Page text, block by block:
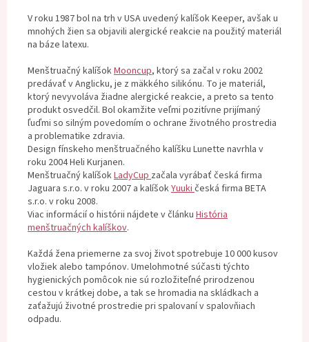
V roku 1987 bol na trh v USA uvedený kalíšok Keeper, avšak u
mnohých žien sa objavili alergické reakcie na použitý materiál
na báze latexu.
Menštruačný kalíšokMooncup, ktorý sa začal v roku 2002
predávať v Anglicku, je z mäkkého silikónu. To je materiál,
ktorý nevyvoláva žiadne alergické reakcie, a preto sa tento
produkt osvedčil. Bol okamžite veľmi pozitívne prijímaný
ľuďmi so silným povedomím o ochrane životného prostredia
a problematike zdravia.
Design fínskeho menštruačného kalíšku Lunette navrhla v
roku 2004 Heli Kurjanen.
Menštruačný kalíšokLadyCup začala vyrábať česká firma
Jaguara s.r.o. v roku 2007 a kalíšokYuuki česká firma BETA
s.r.o. v roku 2008.
Viac informácií o histórii nájdete v článku História
menštruačných kalíškov.
Každá žena priemerne za svoj život spotrebuje 10 000 kusov
vložiek alebo tampónov. Umelohmotné súčasti týchto
hygienických pomôcok nie sú rozložiteľné prirodzenou
cestou v krátkej dobe, a tak se hromadia na skládkach a
zaťažujú životné prostredie pri spalovaní v spalovňiach
odpadu.